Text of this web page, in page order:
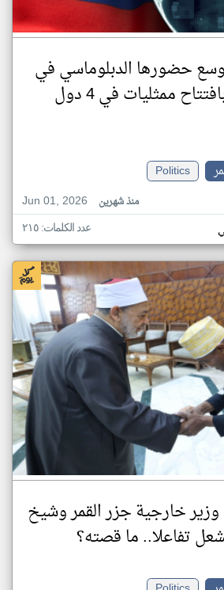
حضورها الدبلوماسي في
إفريقيا بافتتاح ممثليات في 4 دول
Politics
Jun 01, 2026
منذ شهرين
عدد الكلمات: ٢١٥
وزير خارجية جزر القمر وشيخ
تفاعلا.. ما قصته؟